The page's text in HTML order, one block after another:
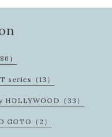
）
series（13）
HOLLYWOOD（33）
GOTO（2）